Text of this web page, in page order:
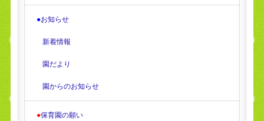
●お知らせ
新着情報
園だより
園からのお知らせ
●保育園の願い